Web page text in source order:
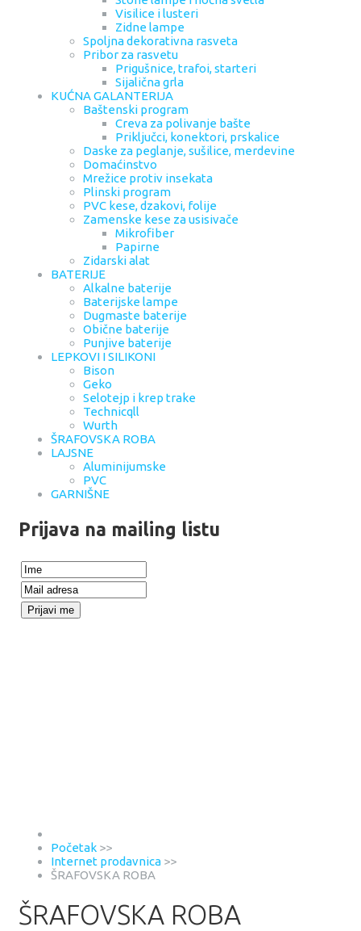
Visilice i lusteri
Zidne lampe
Spoljna dekorativna rasveta
Pribor za rasvetu
Prigušnice, trafoi, starteri
Sijalična grla
KUĆNA GALANTERIJA
Baštenski program
Creva za polivanje bašte
Priključci, konektori, prskalice
Daske za peglanje, sušilice, merdevine
Domaćinstvo
Mrežice protiv insekata
Plinski program
PVC kese, dzakovi, folije
Zamenske kese za usisivače
Mikrofiber
Papirne
Zidarski alat
BATERIJE
Alkalne baterije
Baterijske lampe
Dugmaste baterije
Obične baterije
Punjive baterije
LEPKOVI I SILIKONI
Bison
Geko
Selotejp i krep trake
Technicqll
Wurth
ŠRAFOVSKA ROBA
LAJSNE
Aluminijumske
PVC
GARNIŠNE
Prijava na mailing listu
Početak >>
Internet prodavnica >>
ŠRAFOVSKA ROBA
ŠRAFOVSKA ROBA